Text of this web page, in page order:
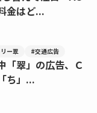
金はど...
ー翠 #交通広告
「翠」の広告、Ｃ
ち」...